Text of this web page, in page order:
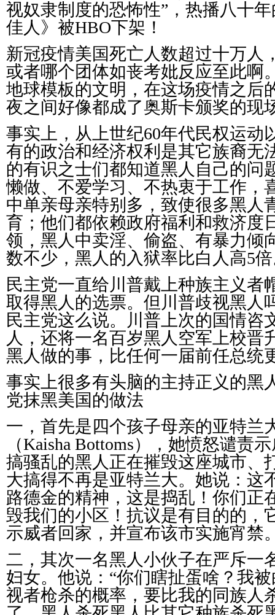
视奴隶制度的恐怖性”，热播八十
佳人》被HBO下架！
新冠疫情美国死亡人数超过十万人
或者哪个团体如丧考妣反应至此啊
地球模板的文明，在这场疫情之后
夜之间好像都成了奥斯卡颁奖的现
事实上，从上世纪60年代民权运动
有的政治和经济权利是其它族裔无
的有识之士们都知道黑人自己的问
懒做、不爱学习、不热衷于工作，
中单亲母亲特别多，致使很多黑人
育；他们都依赖政府福利和救济度
领，黑人中卖淫、偷盗、有暴力倾
数不少，黑人的入狱率比白人高5
民主党一直给川普戴上种族主义者
取得黑人的选票。但川普歧视黑人
民主党这么说。川普上次的国情咨
人，还将一名百岁黑人空军上校晋
黑人做的事，比任何一届前任总统
事实上很多有头脑的主持正义的黑
党抹黑美国的做法
一，首先是四个孩子母亲的亚特兰
（Kaisha Bottoms），她愤怒谴责
搞骚乱的黑人正在摧毁这座城市、
大搞得不再是亚特兰大。她说：这
路德金的精神，这是捣乱！你们正
毁我们的小区！抗议是有目的的，
示威者回家，并宣布该市实施宵禁
二，其次一名黑人小伙子在严斥一
妇女。他说：“你们瞎扯蛋啥？我
视者枪杀的概率，要比我的同族人